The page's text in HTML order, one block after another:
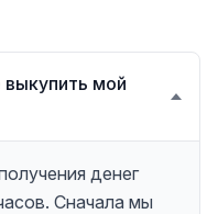
мой
денег
Сначала мы